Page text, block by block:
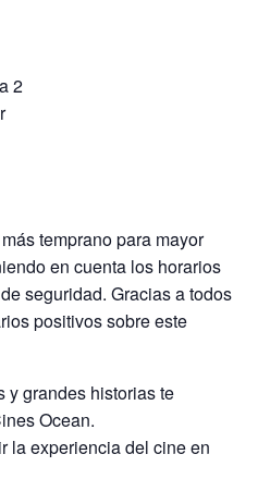
2
temprano para mayor
en cuenta los horarios
seguridad. Gracias a todos
positivos sobre este
y grandes historias te
Ocean.
la experiencia del cine en